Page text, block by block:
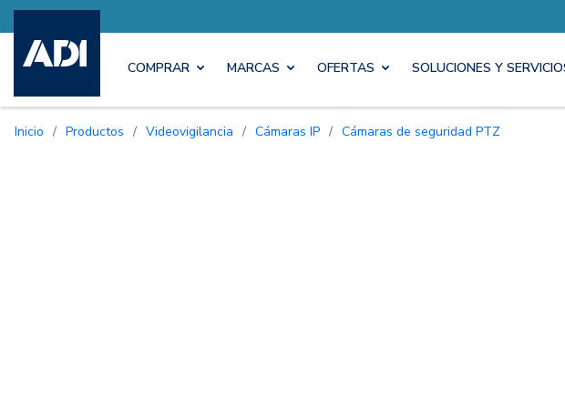
COMPRAR MARCAS OFERTAS SOLUCIONES Y
Inicio / Productos / Videovigilancia / Cámaras IP / Cámaras de seguridad PTZ